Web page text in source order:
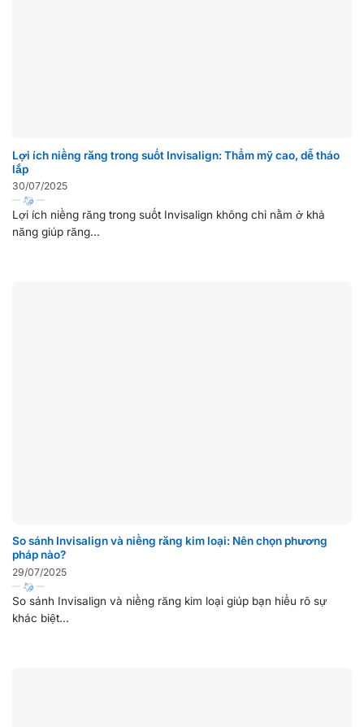
Lợi ích niềng răng trong suốt Invisalign: Thẩm mỹ cao, dễ tháo
lắp
30/07/2025
Lợi ích niềng răng trong suốt Invisalign không chỉ nằm ở khả
năng giúp răng...
So sánh Invisalign và niềng răng kim loại: Nên chọn phương
pháp nào?
29/07/2025
So sánh Invisalign và niềng răng kim loại giúp bạn hiểu rõ sự
khác biệt...